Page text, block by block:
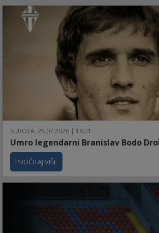
SUBOTA, 25.07.2026 | 18:21
Umro legendarni Branislav Bodo
PROČITAJ VIŠE